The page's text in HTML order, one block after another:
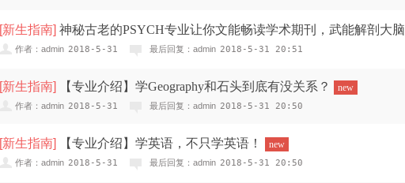
[新生指南] 神秘古老的PSYCH专业让你文能畅读学术期刊，武能解剖大脑
new作者：admin 2018-5-31 最后回复：admin 2018-5-31 20:51
[新生指南] 【专业介绍】学Geography和石头到底有没关系？ new
作者：admin 2018-5-31 最后回复：admin 2018-5-31 20:50
[新生指南] 【专业介绍】学英语，不只学英语！ new
作者：admin 2018-5-31 最后回复：admin 2018-5-31 20:50